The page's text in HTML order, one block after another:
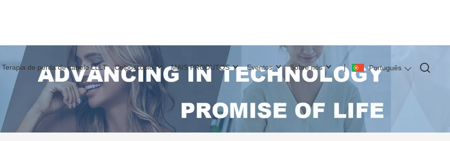
Português
Terapia de perda de cabelo LLLT Colposcópio MAIS PRODUTOS Eventos Sobre nós